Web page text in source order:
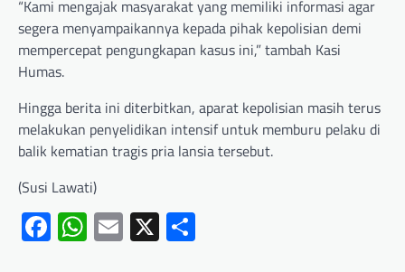
“Kami mengajak masyarakat yang memiliki informasi agar
segera menyampaikannya kepada pihak kepolisian demi
mempercepat pengungkapan kasus ini,” tambah Kasi
Humas.
Hingga berita ini diterbitkan, aparat kepolisian masih terus
melakukan penyelidikan intensif untuk memburu pelaku di
balik kematian tragis pria lansia tersebut.
(Susi Lawati)
Facebook
WhatsApp
Email
X